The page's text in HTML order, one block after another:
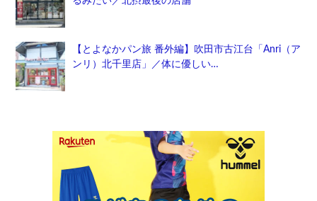
【とよなかパン旅 番外編】吹田市古江台「Anri（ア
ンリ）北千里店」／体に優しい…